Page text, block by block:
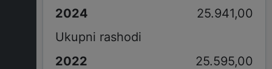
25.941,00
Ukupni rashodi
25.595,00